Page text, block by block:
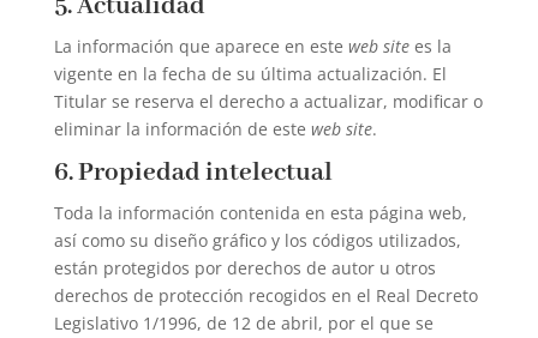
5. Actualidad
La información que aparece en este web sitees la
vigente en la fecha de su última actualización. El
Titular se reserva el derecho a actualizar, modificar o
eliminar la información de este web site.
6. Propiedad intelectual
Toda la información contenida en esta página web,
así como su diseño gráfico y los códigos utilizados,
están protegidos por derechos de autor u otros
derechos de protección recogidos en el Real Decreto
Legislativo 1/1996, de 12 de abril, por el que se